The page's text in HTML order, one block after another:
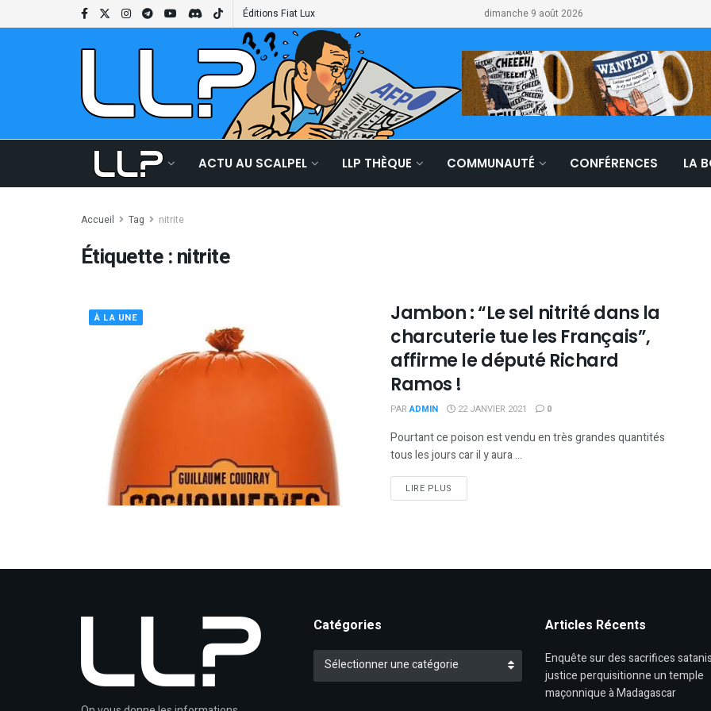
Éditions Fiat Lux dimanche 9 août 2026
ACTU AU SCALPEL LLP THÈQUE COMMUNAUTÉ CONFÉRENCES LA
Accueil Tag nitrite
Étiquette :nitrite
À LA UNE
Jambon : “Le sel nitrité dans la
charcuterie tue les Français”,
affirme le député Richard
Ramos !
PAR ADMIN 22 JANVIER 2021 0
Pourtant ce poison est vendu en très grandes quantités
tous les jours car il y aura ...
LIRE PLUS
Catégories
Catégories
Sélectionner une catégorie
Articles Récents
Enquête sur des sacrifices
justice perquisitionne un temple
maçonnique à Madagascar